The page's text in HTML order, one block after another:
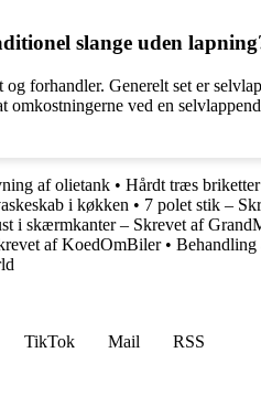
slange uden
forhandler. Generelt set er
ved en
af olietank • Hårdt træs
i køkken • 7 polet stik –
i skærmkanter – Skrevet af
af KoedOmBiler•
TikTok Mail
RSS